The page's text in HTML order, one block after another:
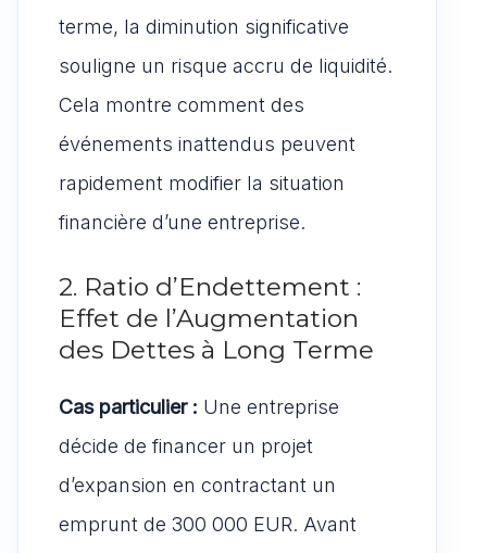
terme, la diminution significative
souligne un risque accru de liquidité.
Cela montre comment des
événements inattendus peuvent
rapidement modifier la situation
financière d’une entreprise.
2. Ratio d’Endettement :
Effet de l’Augmentation
des Dettes à Long Terme
Cas particulier : Une entreprise
décide de financer un projet
d’expansion en contractant un
emprunt de 300 000 EUR. Avant